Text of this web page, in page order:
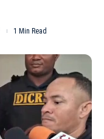
1 Min Read